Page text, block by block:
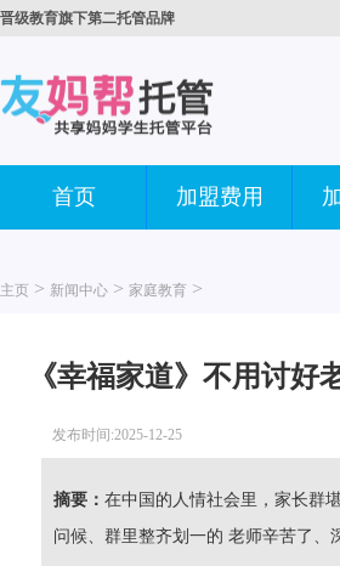
晋级教育旗下第二托管品牌
首页 加盟费用
主页 > 新闻中心 > 家庭教育 >
《幸福家道》不用讨
发布时间:2025-12-25
摘要： 在中国的人情社会里，家长群
问候、群里整齐划一的 老师辛苦了、